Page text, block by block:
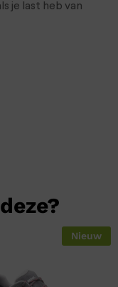
je last heb van
Nieuw